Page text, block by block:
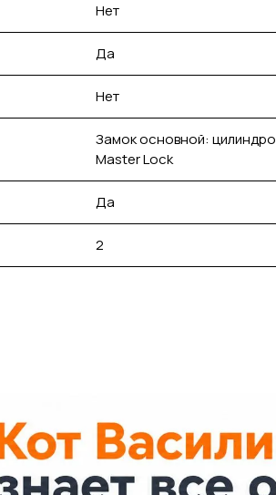
Нет
Да
Нет
Замок основной:
Master Lock
Да
2